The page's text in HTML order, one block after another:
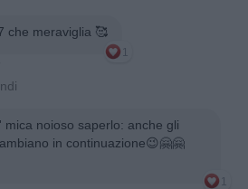
che meraviglia 🥰
1
mica noioso saperlo: anche gli
in continuazione😉🤗🤗
1